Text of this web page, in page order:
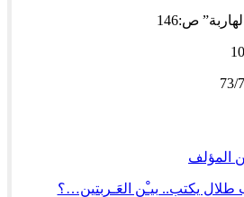
ص:146
المؤلف
طلال يكتب.. بيـْن العَـربتين…؟